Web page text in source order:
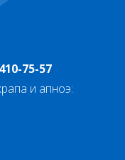
75-57
и апноэ: